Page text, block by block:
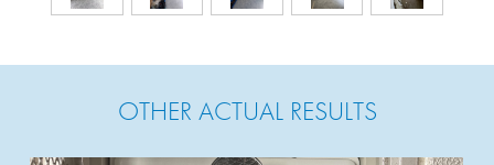
OTHER ACTUAL RESULTS